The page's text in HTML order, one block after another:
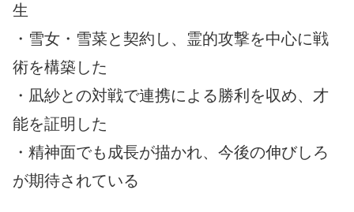
生
・雪女・雪菜と契約し、霊的攻撃を中心に戦
術を構築した
・凪紗との対戦で連携による勝利を収め、才
能を証明した
・精神面でも成長が描かれ、今後の伸びしろ
が期待されている